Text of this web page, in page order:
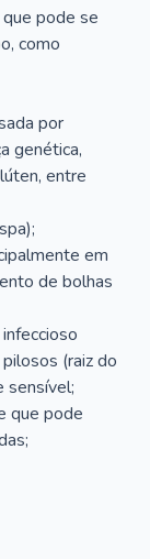
pode se
como
por
genética,
entre
em
de bolhas
(raiz do
sensível;
que pode